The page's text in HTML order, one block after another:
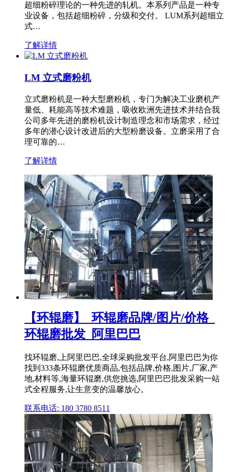
超细粉碎理论的一种先进的轧机。本系列产品是一种专
业设备，包括超细粉碎，分级和交付。 LUM系列超细立
式…
了解详情
LM 立式磨粉机
立式磨粉机是一种大型磨粉机，专门为解决工业磨机产
量低、耗能高等技术难题，吸收欧洲先进技术并结合我
公司多年先进的磨粉机设计制造理念和市场需求，经过
多年的潜心设计改进后的大型粉磨设备。立磨采用了合
理可靠的…
了解详情
【环辊磨】_环辊磨品牌/图片/价格_
环辊磨批发_阿里巴巴
找环辊磨,上阿里巴巴,全球采购批发平台,阿里巴巴为你
找到333条环辊磨优质商品,包括品牌,价格,图片,厂家,产
地,材料等,海量环辊磨,供您挑选,阿里巴巴批发采购一站
式全程服务,让生意变的温馨放心。
联系电话: 180 3780 8511